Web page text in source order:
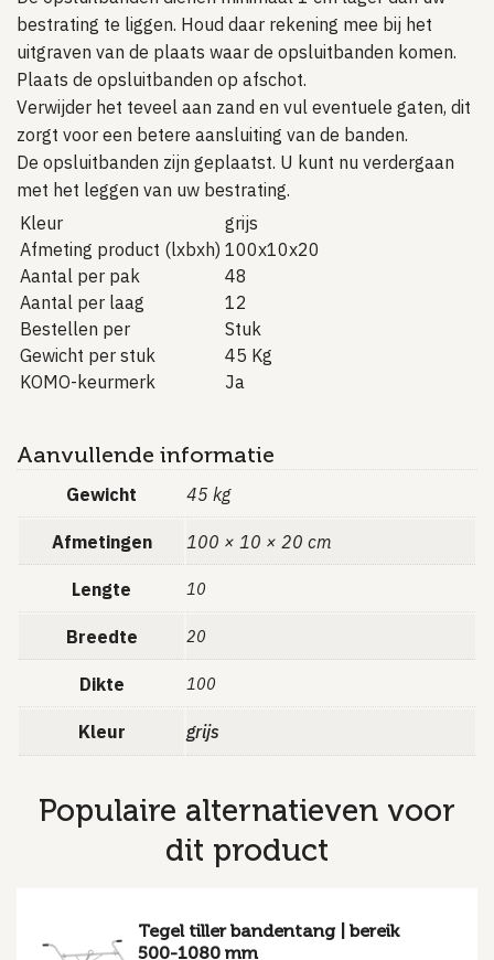
bestrating te liggen. Houd daar rekening mee bij het
uitgraven van de plaats waar de opsluitbanden komen.
Plaats de opsluitbanden op afschot.
Verwijder het teveel aan zand en vul eventuele gaten, dit
zorgt voor een betere aansluiting van de banden.
De opsluitbanden zijn geplaatst. U kunt nu verdergaan
met het leggen van uw bestrating.
Kleur
grijs
Afmeting product (lxbxh) 100x10x20
Aantal per pak
48
Aantal per laag
12
Bestellen per
Stuk
Gewicht per stuk
45 Kg
KOMO-keurmerk
Ja
Aanvullende informatie
Gewicht 45 kg
Afmetingen 100 × 10 × 20 cm
Lengte 10
Breedte 20
Dikte 100
Kleur grijs
Populaire alternatieven voor
dit product
Tegel tiller bandentang | bereik
500-1080 mm